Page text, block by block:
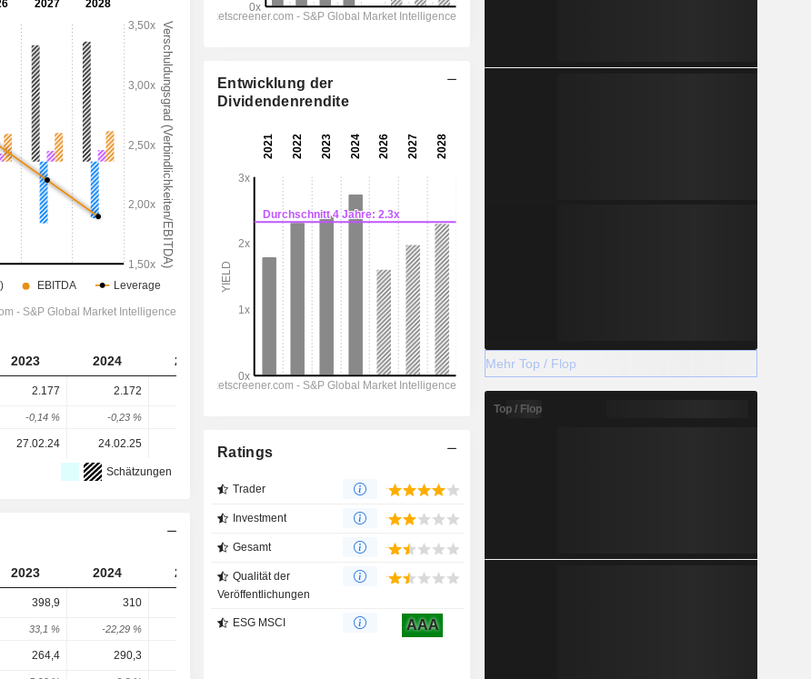
2023 2024 2025 2026 2027 2028
2.177 2.172 2.144 1.995 1.833 1.658
-0,14 % -0,23 %
27.02.24 24.02.25 03.03.26
Schätzungen
2023 2024 2025 2026 2027 2028
398,9 310 246,9
33,1 % -22,29 % -7,97 % -13,46 % 1,62 % 2,86 %
264,4 290,3
Entwicklung der
Dividendenrendite
Ratings
Trader
Investment
Gesamt
Qualität der
Veröffentlichungen
ESG MSCI AAA
Mehr Top / Flop
Top / Flop